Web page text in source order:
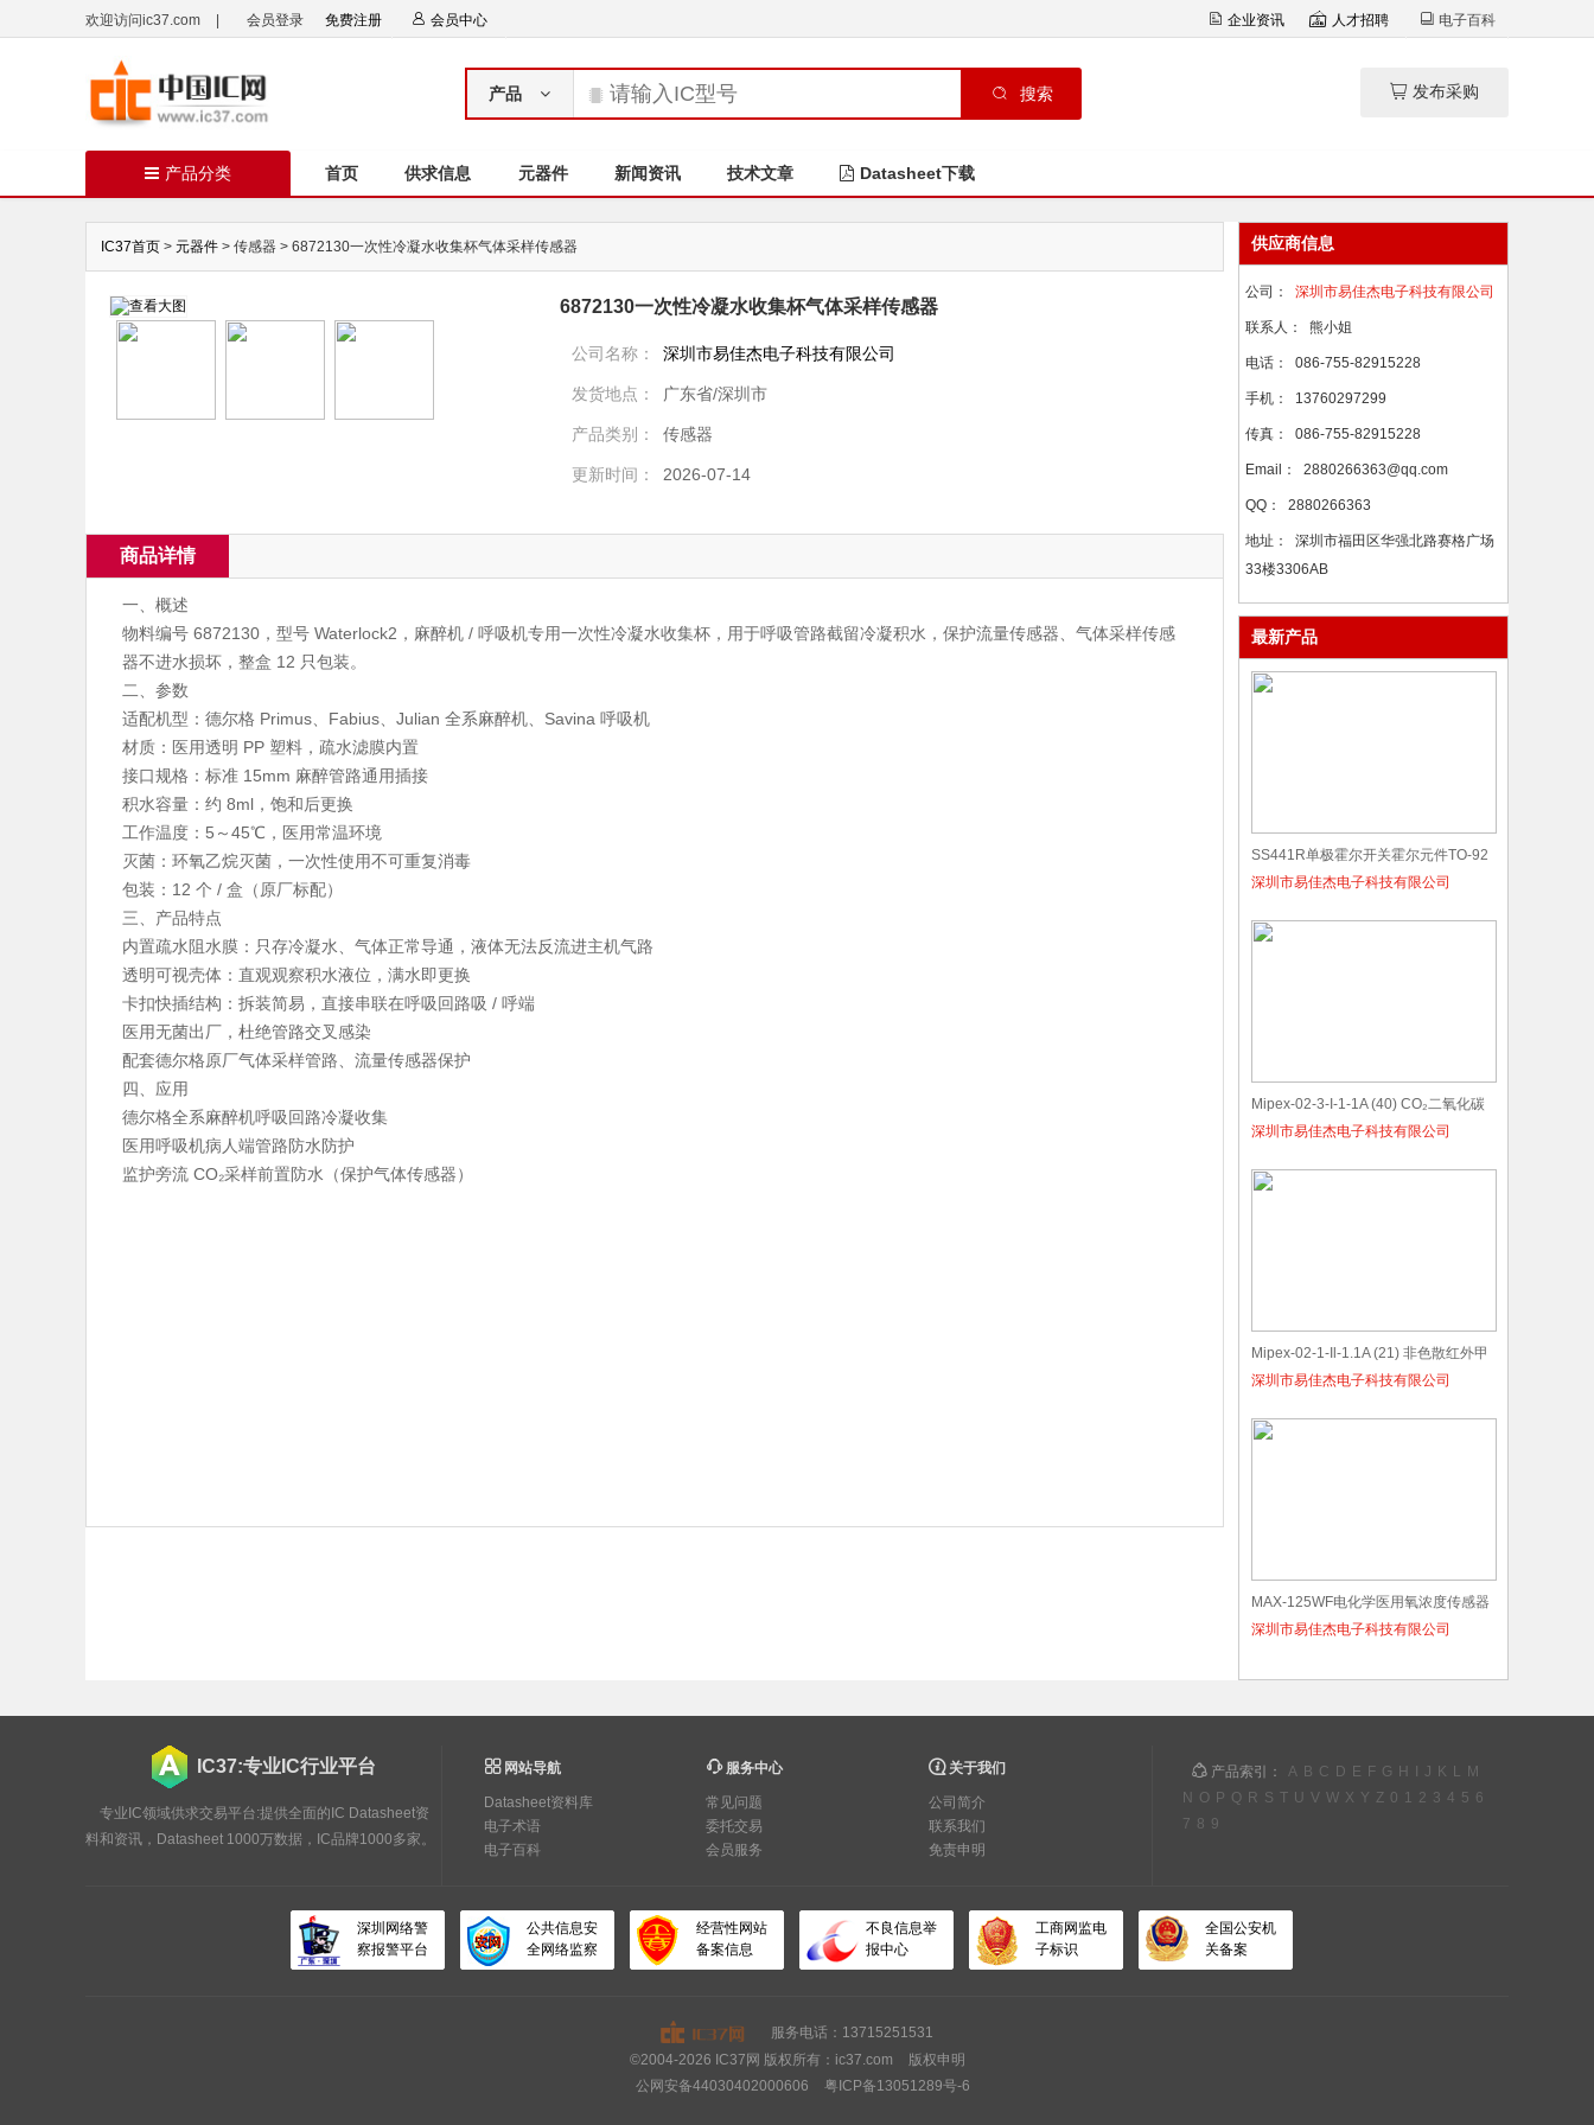
欢迎访问ic37.com 会员登录 免费注册 会员中心 企业资讯 人才招聘 电子百科
产品 搜索 发布采购
产品分类 首页 供求信息 元器件 新闻资讯 技术文章 Datasheet下载
IC37首页 > 元器件 > 传感器 > 6872130一次性冷凝水收集杯气体采样传感器
6872130一次性冷凝水收集杯气体采样传感器
公司名称： 深圳市易佳杰电子科技有限公司
发货地点： 广东省/深圳市
产品类别： 传感器
更新时间： 2026-07-14
商品详情
一、概述
物料编号 6872130，型号 Waterlock2，麻醉机 / 呼吸机专用一次性冷凝水收集杯，用于呼吸管路截留冷凝积水，保护流量传感器、气体采样传感
器不进水损坏，整盒 12 只包装。
二、参数
适配机型：德尔格 Primus、Fabius、Julian 全系麻醉机、Savina 呼吸机
材质：医用透明 PP 塑料，疏水滤膜内置
接口规格：标准 15mm 麻醉管路通用插接
积水容量：约 8ml，饱和后更换
工作温度：5～45℃，医用常温环境
灭菌：环氧乙烷灭菌，一次性使用不可重复消毒
包装：12 个 / 盒（原厂标配）
三、产品特点
内置疏水阻水膜：只存冷凝水、气体正常导通，液体无法反流进主机气路
透明可视壳体：直观观察积水液位，满水即更换
卡扣快插结构：拆装简易，直接串联在呼吸回路吸 / 呼端
医用无菌出厂，杜绝管路交叉感染
配套德尔格原厂气体采样管路、流量传感器保护
四、应用
德尔格全系麻醉机呼吸回路冷凝收集
医用呼吸机病人端管路防水防护
监护旁流 CO₂采样前置防水（保护气体传感器）
供应商信息
公司： 深圳市易佳杰电子科技有限公司
联系人： 熊小姐
电话： 086-755-82915228
手机： 13760297299
传真： 086-755-82915228
Email： 2880266363@qq.com
QQ： 2880266363
地址：
深圳市福田区华强北路赛格广场
33楼3306AB
最新产品
SS441R单极霍尔开关霍尔元件TO‑92
直插扁平封装
深圳市易佳杰电子科技有限公司
Mipex-02-3-I-1-1A (40) CO₂二氧化碳
气体传感器
深圳市易佳杰电子科技有限公司
Mipex-02-1-Il-1.1A (21) 非色散红外甲
烷 (CH₄) 专用传感器
深圳市易佳杰电子科技有限公司
MAX-125WF电化学医用氧浓度传感器
模拟毫伏输出
深圳市易佳杰电子科技有限公司
IC37:专业IC行业平台
专业IC领域供求交易平台:提供全面的IC Datasheet资
料和资讯，Datasheet 1000万数据，IC品牌1000多家。
网站导航
Datasheet资料库
电子术语
电子百科
服务中心
常见问题
委托交易
会员服务
关于我们
公司简介
联系我们
免责申明
产品索引： A B C D E F G H J K L M
N
O P Q R S T U V W X Y Z 0 1 2 3 4 5 6
7 8 9
深圳网络警
察报警平台
公共信息安
全网络监察
经营性网站
备案信息
不良信息举
报中心
工商网监电
子标识
全国公安机
关备案
服务电话：13715251531
©2004-2026 IC37网 版权所有：ic37.com
版权申明
公网安备44030402000606
粤ICP备13051289号-6